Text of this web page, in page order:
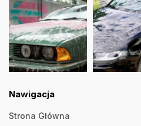
Nawigacja
Strona Główna